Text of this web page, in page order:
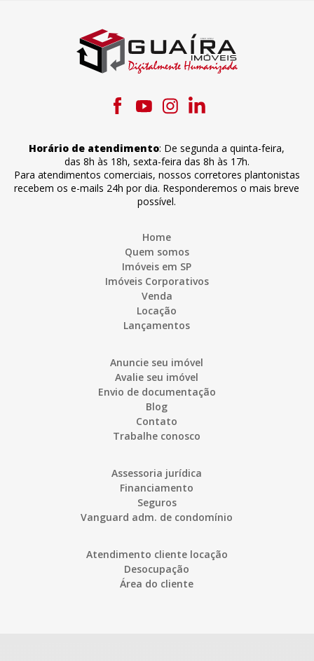
Horário de atendimento: De segunda a quinta-feira,
das 8h às 18h, sexta-feira das 8h às 17h.
Para atendimentos comerciais, nossos corretores plantonistas
recebem os e-mails 24h por dia. Responderemos o mais breve
possível.
Home
Quem somos
Imóveis em SP
Imóveis Corporativos
Venda
Locação
Lançamentos
Anuncie seu imóvel
Avalie seu imóvel
Envio de documentação
Blog
Contato
Trabalhe conosco
Assessoria jurídica
Financiamento
Seguros
Vanguard adm. de condomínio
Atendimento cliente locação
Desocupação
Área do cliente